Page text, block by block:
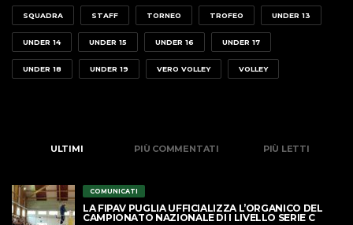
SQUADRA STAFF TORNEO TROFEO UNDER 13
UNDER 14 UNDER 15 UNDER 16 UNDER 17
UNDER 18 UNDER 19 VERO VOLLEY VOLLEY
ULTIMI PIÙ COMMENTATI PIÙ LETTI
COMUNICATI
LA FIPAV PUGLIA UFFICIALIZZA L’ORGANICO DEL
CAMPIONATO NAZIONALE DI I LIVELLO SERIE C